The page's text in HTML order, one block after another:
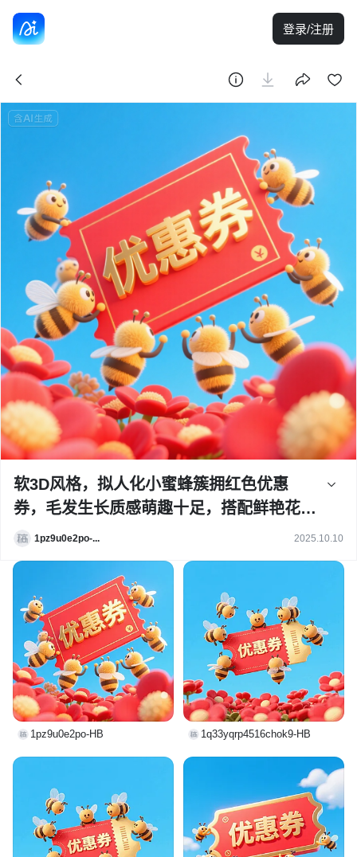
登录/注册
软3D风格，拟人化小蜜蜂簇拥红色优惠
券，毛发生长质感萌趣十足，搭配鲜艳花朵
与蓝天，营造出卡通感十足的喜庆促销氛
1pz9u0e2po-... 2025.10.10
1pz9u0e2po-HB 1q33yqrp4516chok9-HB